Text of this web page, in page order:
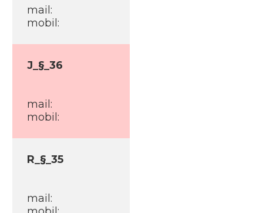
mail:
mobil:
J_§_36
mail:
mobil:
R_§_35
mail: